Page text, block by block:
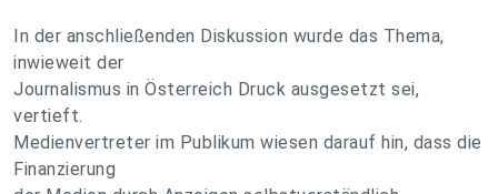
In der anschließenden Diskussion wurde das Thema,
inwieweit der
Journalismus in Österreich Druck ausgesetzt sei,
vertieft.
Medienvertreter im Publikum wiesen darauf hin, dass die
Finanzierung